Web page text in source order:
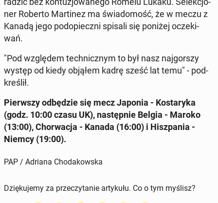
ner Roberto Mar­ti­nez ma świa­do­mość, że w meczu z
Kanadą jego pod­opiecz­ni spisali się poniżej ocze­ki­
wań.
"Pod wzglę­dem tech­nicz­nym to był nasz naj­gor­szy
występ od kiedy objąłem kadrę sześć lat temu" - pod­
kre­ślił.
Pierw­szy od­bę­dzie się mecz Japonia - Ko­sta­ry­ka
(godz. 10:00 czasu UK), na­stęp­nie Belgia - Maroko
(13:00), Chor­wa­cja - Kanada (16:00) i Hisz­pa­nia -
Niemcy (19:00).
PAP / Adriana Chodakowska
Dziękujemy za przeczytanie artykułu. Co o tym myślisz?